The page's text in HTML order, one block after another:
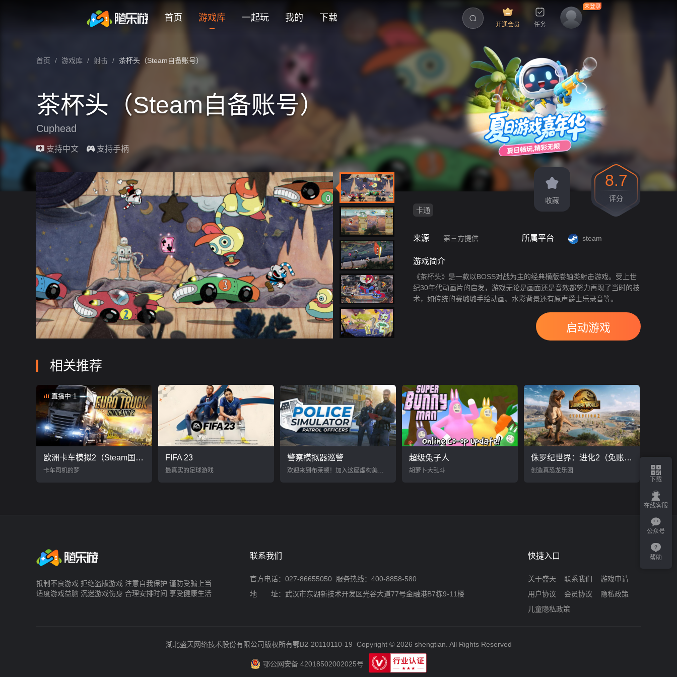
首页 游戏库 一起玩 我的 下载
开通会员 任务
茶杯头（Steam自备账号）
茶杯头（Steam自备账号） 云游戏在线玩介绍
首页 / 游戏库 / 射击 / 茶杯头（Steam自备账号）
茶杯头（Steam自备账号）
Cuphead
支持中文
支持手柄
8.7
评分
收藏
卡通
来源 第三方提供 所属平台 steam
游戏简介
《茶杯头》是一款以BOSS对战为主的经典横版卷轴类射击游戏。受上世
纪30年代动画片的启发，游戏无论是画面还是音效都努力再现了当时的技
术，如传统的赛璐璐手绘动画、水彩背景还有原声爵士乐录音等。
启动游戏
相关推荐
欧洲卡车模拟2（Steam国内自备账号）
卡车司机的梦
直播中 1
FIFA 23
最真实的足球游戏
警察模拟器巡警
欢迎来到布莱顿！加入这座虚构美国城市的警队，体验警官的日常生活。
超级兔子人
胡萝卜大乱斗
侏罗纪世界：进化2（免账号）
创造真恐龙乐园
抵制不良游戏 拒绝盗版游戏 注意自我保护 谨防受骗上当
适度游戏益脑 沉迷游戏伤身 合理安排时间 享受健康生活
联系我们
官方电话：027-86655050 服务热线：400-8858-580
地 址：武汉市东湖新技术开发区光谷大道77号金融港B7栋9-11楼
快捷入口
关于盛天 联系我们
游戏申请
用户协议
会员协议
隐私政策
儿童隐私政策
湖北盛天网络技术股份有限公司版权所有鄂B2-20110110-19 Copyright © 2026 shengtian. All Rights Reserved
鄂公网安备 42018502002025号
下载
在线客服
公众号
帮助